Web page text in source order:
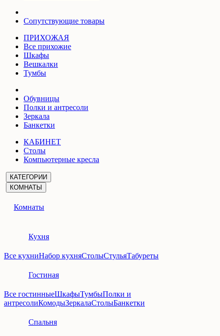
Сопутствующие товары
ПРИХОЖАЯ
Все прихожие
Шкафы
Вешкалки
Тумбы
Обувницы
Полки и антресоли
Зеркала
Банкетки
КАБИНЕТ
Столы
Компьютерные кресла
КАТЕГОРИИ
КОМНАТЫ
Комнаты
Кухня
Все кухниНабор кухняСтолыСтульяТабуреты
Гостиная
Все гостинныеШкафыТумбыПолки и
антресолиКомодыЗеркалаСтолыБанкетки
Спальня